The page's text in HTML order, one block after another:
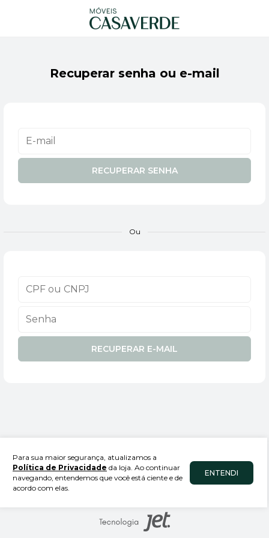
Para sua maior segurança, atualizamos a
Política de Privacidade da loja. Ao continuar
navegando, entendemos que você está ciente e de
acordo com elas.
ENTENDI
Recuperar senha ou e-mail
RECUPERAR SENHA
Ou
RECUPERAR E-MAIL
Móveis Casa Verde
49.049.042/0074-61
ecommerce@moveiscasaverde.com.br